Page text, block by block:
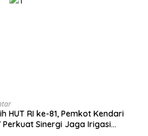
HUT RI ke-81, Pemkot Kendari
Perkuat Sinergi Jaga Irigasi